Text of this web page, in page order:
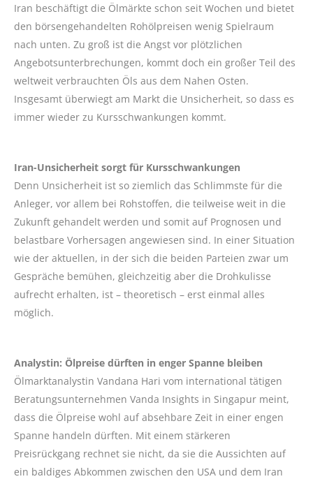
Iran beschäftigt die Ölmärkte schon seit Wochen und bietet
den börsengehandelten Rohölpreisen wenig Spielraum
nach unten. Zu groß ist die Angst vor plötzlichen
Angebotsunterbrechungen, kommt doch ein großer Teil des
weltweit verbrauchten Öls aus dem Nahen Osten.
Insgesamt überwiegt am Markt die Unsicherheit, so dass es
immer wieder zu Kursschwankungen kommt.
Iran-Unsicherheit sorgt für Kursschwankungen
Denn Unsicherheit ist so ziemlich das Schlimmste für die
Anleger, vor allem bei Rohstoffen, die teilweise weit in die
Zukunft gehandelt werden und somit auf Prognosen und
belastbare Vorhersagen angewiesen sind. In einer Situation
wie der aktuellen, in der sich die beiden Parteien zwar um
Gespräche bemühen, gleichzeitig aber die Drohkulisse
aufrecht erhalten, ist – theoretisch – erst einmal alles
möglich.
Analystin: Ölpreise dürften in enger Spanne bleiben
Ölmarktanalystin Vandana Hari vom international tätigen
Beratungsunternehmen Vanda Insights in Singapur meint,
dass die Ölpreise wohl auf absehbare Zeit in einer engen
Spanne handeln dürften. Mit einem stärkeren
Preisrückgang rechnet sie nicht, da sie die Aussichten auf
ein baldiges Abkommen zwischen den USA und dem Iran